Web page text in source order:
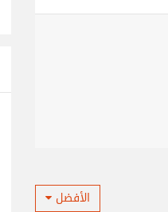
الأفضل